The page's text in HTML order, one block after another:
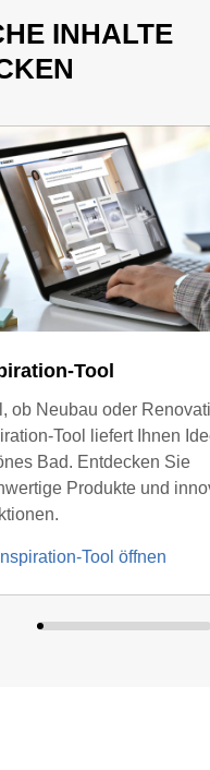
INHALTE
Tool
ob Neubau oder
Tool liefert Ihnen
Bad. Entdecken Sie
Produkte und
Inspiration-Tool öffnen